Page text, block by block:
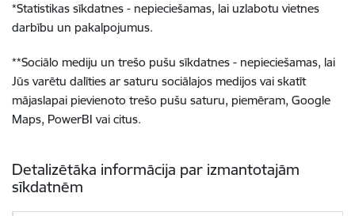
*Statistikas sīkdatnes - nepieciešamas, lai uzlabotu vietnes
darbību un pakalpojumus.
**Sociālo mediju un trešo pušu sīkdatnes - nepieciešamas, lai
Jūs varētu dalīties ar saturu sociālajos medijos vai skatīt
mājaslapai pievienoto trešo pušu saturu, piemēram, Google
Maps, PowerBI vai citus.
Detalizētāka informācija par izmantotajām
sīkdatnēm